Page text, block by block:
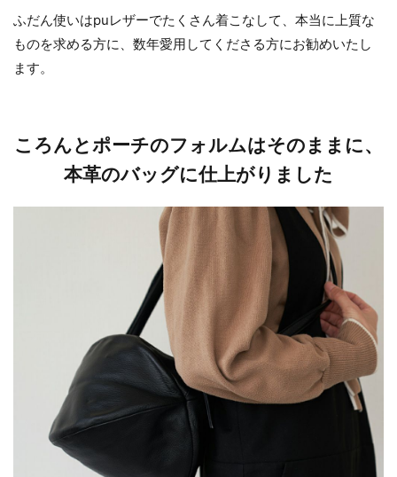
ふだん使いはpuレザーでたくさん着こなして、本当に上質な
ものを求める方に、数年愛用してくださる方にお勧めいたし
ます。
ころんとポーチのフォルムはそのままに、
本革のバッグに仕上がりました